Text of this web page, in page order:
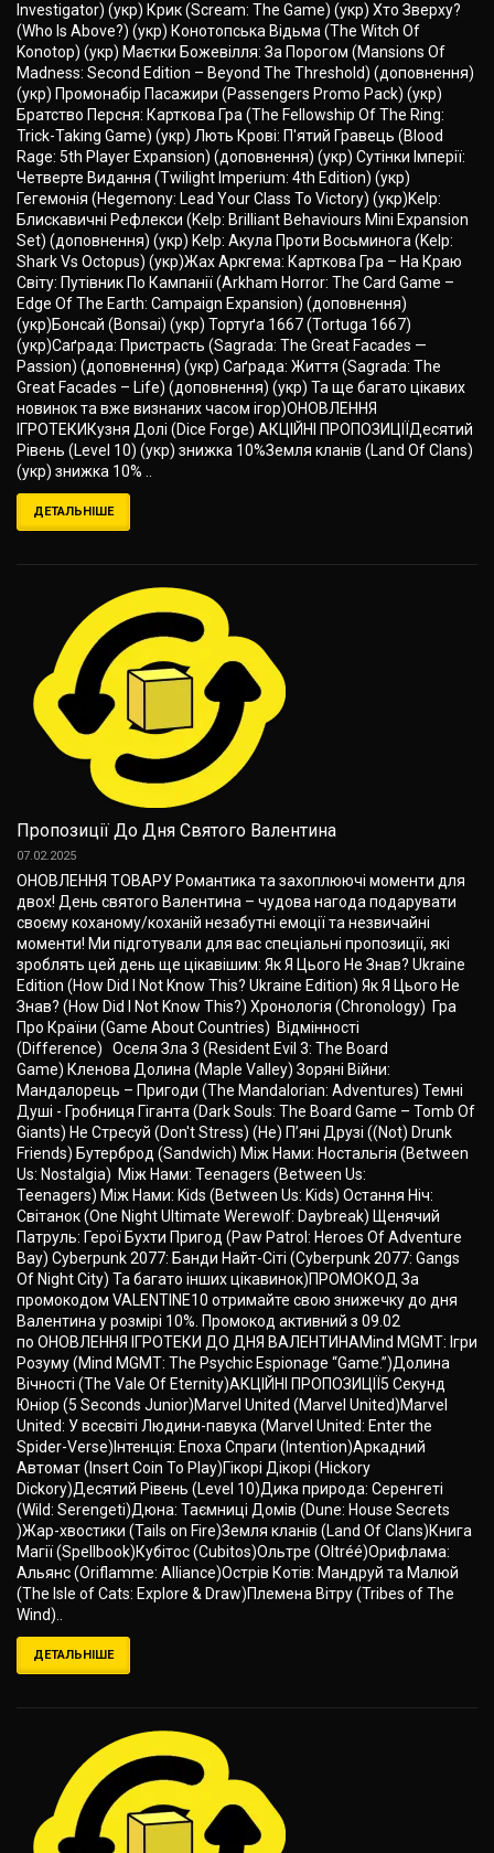
Investigator) (укр) Крик (Scream: The Game) (укр) Хто Зверху?
(Who Is Above?) (укр) Конотопська Відьма (The Witch Of
Konotop) (укр) Маєтки Божевілля: За Порогом (Mansions Of
Madness: Second Edition – Beyond The Threshold) (доповнення)
(укр) Промонабір Пасажири (Passengers Promo Pack) (укр)
Братство Персня: Карткова Гра (The Fellowship Of The Ring:
Trick-Taking Game) (укр) Лють Крові: П'ятий Гравець (Blood
Rage: 5th Player Expansion) (доповнення) (укр) Сутінки Імперії:
Четверте Видання (Twilight Imperium: 4th Edition) (укр)
Гегемонія (Hegemony: Lead Your Class To Victory) (укр)Kelp:
Блискавичні Рефлекси (Kelp: Brilliant Behaviours Mini Expansion
Set) (доповнення) (укр) Kelp: Акула Проти Восьминога (Kelp:
Shark Vs Octopus) (укр)Жах Аркгема: Карткова Гра – На Краю
Світу: Путівник По Кампанії (Arkham Horror: The Card Game –
Edge Of The Earth: Campaign Expansion) (доповнення)
(укр)Бонсай (Bonsai) (укр) Тортуґа 1667 (Tortuga 1667)
(укр)Саґрада: Пристрасть (Sagrada: The Great Facades —
Passion) (доповнення) (укр) Саґрада: Життя (Sagrada: The
Great Facades – Life) (доповнення) (укр) Та ще багато цікавих
новинок та вже визнаних часом ігор)ОНОВЛЕННЯ
ІГРОТЕКИКузня Долі (Dice Forge) АКЦІЙНІ ПРОПОЗИЦІЇДесятий
Рівень (Level 10) (укр) знижка 10%Земля кланів (Land Of Clans)
(укр) знижка 10% ..
ДЕТАЛЬНІШЕ
Пропозиції До Дня Святого Валентина
07.02.2025
ОНОВЛЕННЯ ТОВАРУ Романтика та захоплюючі моменти для
двох! День святого Валентина – чудова нагода подарувати
своєму коханому/коханій незабутні емоції та незвичайні
моменти! Ми підготували для вас спеціальні пропозиції, які
зроблять цей день ще цікавішим: Як Я Цього Не Знав? Ukraine
Edition (How Did I Not Know This? Ukraine Edition) Як Я Цього Не
Знав? (How Did I Not Know This?) Хронологія (Chronology) Гра
Про Країни (Game About Countries) Відмінності
(Difference) Оселя Зла 3 (Resident Evil 3: The Board
Game) Кленова Долина (Maple Valley) Зоряні Війни:
Мандалорець – Пригоди (The Mandalorian: Adventures) Темні
Душі - Гробниця Гіганта (Dark Souls: The Board Game – Tomb Of
Giants) Не Стресуй (Don't Stress) (Не) Пʼяні Друзі ((Not) Drunk
Friends) Бутерброд (Sandwich) Між Нами: Ностальгія (Between
Us: Nostalgia) Між Нами: Teenagers (Between Us:
Teenagers) Між Нами: Kids (Between Us: Kids) Остання Ніч:
Світанок (One Night Ultimate Werewolf: Daybreak) Щенячий
Патруль: Герої Бухти Пригод (Paw Patrol: Heroes Of Adventure
Bay) Cyberpunk 2077: Банди Найт-Сіті (Cyberpunk 2077: Gangs
Of Night City) Та багато інших цікавинок)ПРОМОКОД За
промокодом VALENTINE10 отримайте свою знижечку до дня
Валентина у розмірі 10%. Промокод активний з 09.02
по ОНОВЛЕННЯ ІГРОТЕКИ ДО ДНЯ ВАЛЕНТИНАMind MGMT: Ігри
Розуму (Mind MGMT: The Psychic Espionage “Game.”)Долина
Вічності (The Vale Of Eternity)АКЦІЙНІ ПРОПОЗИЦІЇ5 Секунд
Юніор (5 Seconds Junior)Marvel United (Marvel United)Marvel
United: У всесвіті Людини-павука (Marvel United: Enter the
Spider-Verse)Інтенція: Епоха Спраги (Intention)Аркадний
Автомат (Insert Coin To Play)Гікорі Дікорі (Hickory
Dickory)Десятий Рівень (Level 10)Дика природа: Серенгеті
(Wild: Serengeti)Дюна: Таємниці Домів (Dune: House Secrets
)Жар-хвостики (Tails on Fire)Земля кланів (Land Of Clans)Книга
Магії (Spellbook)Кубітос (Cubitos)Ольтре (Oltréé)Орифлама:
Альянс (Oriflamme: Alliance)Острів Котів: Мандруй та Малюй
(The Isle of Cats: Explore & Draw)Племена Вітру (Tribes of The
Wind)..
ДЕТАЛЬНІШЕ